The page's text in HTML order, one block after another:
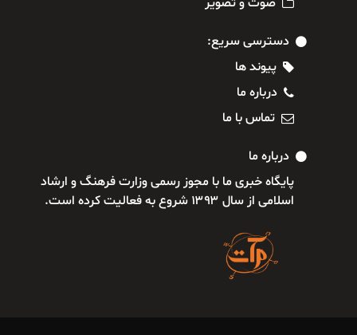
دسترسی سریع:
پیوند ها
درباره ما
تماس با ما
درباره ما
پایگاه خبری ما با مجوز رسمی وزارت فرهنگ و ارشاد
اسلامی از سال ۱۳۹۳ شروع به فعالیت کرده است.